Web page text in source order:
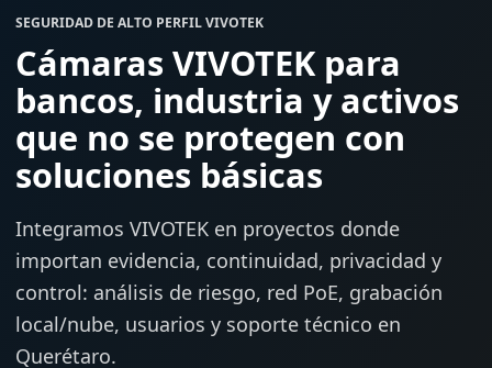
SEGURIDAD DE ALTO PERFIL VIVOTEK
Cámaras VIVOTEK para
bancos, industria y activos
que no se protegen con
soluciones básicas
Integramos VIVOTEK en proyectos donde
importan evidencia, continuidad, privacidad y
control: análisis de riesgo, red PoE, grabación
local/nube, usuarios y soporte técnico en
Querétaro.